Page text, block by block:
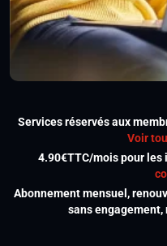
Services réservés aux
Voir
4.90€TTC/mois pour
Abonnement mensuel,
sans